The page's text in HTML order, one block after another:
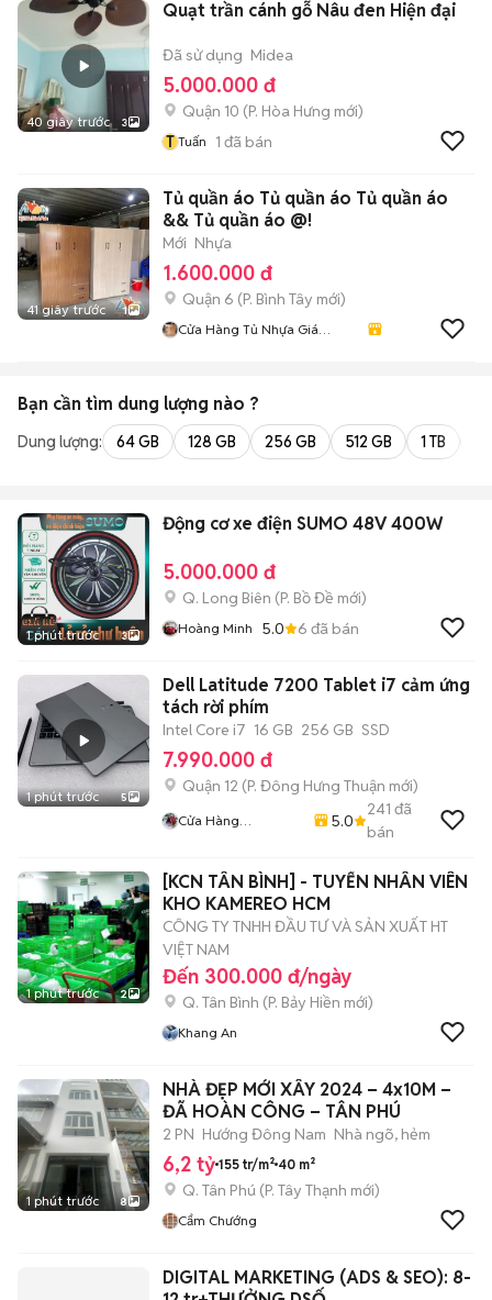
40 giây trước 3
Quạt trần cánh gỗ Nâu đen Hiện đại
Đã sử dụng Midea
5.000.000 đ
Quận 10 (P. Hòa Hưng mới)
T Tuấn 1 đã bán
41 giây trước 1
Tủ quần áo Tủ quần áo Tủ quần áo
&& Tủ quần áo @!
Mới Nhựa
1.600.000 đ
Quận 6 (P. Bình Tây mới)
Cửa Hàng Tủ Nhựa Giá
Bạn cần tìm dung lượng nào ?
Dung lượng: 64 GB 128 GB 256 GB 512 GB 1 TB
1 phút trước 3
Động cơ xe điện SUMO 48V 400W
5.000.000 đ
Q. Long Biên (P. Bồ Đề mới)
Hoàng Minh 5.0 6 đã bán
1 phút trước 5
Dell Latitude 7200 Tablet i7 cảm ứng
tách rời phím
Intel Core i7 16 GB 256 GB SSD
7.990.000 đ
Quận 12 (P. Đông Hưng Thuận mới)
Cửa Hàng
5.0
241 đã
bán
1 phút trước 2
[KCN TÂN BÌNH] - TUYỂN NHÂN VIÊN
KHO KAMEREO HCM
CÔNG TY TNHH ĐẦU TƯ VÀ SẢN XUẤT HT
VIỆT NAM
Đến 300.000 đ/ngày
Q. Tân Bình (P. Bảy Hiền mới)
Khang An
1 phút trước 8
NHÀ ĐẸP MỚI XÂY 2024 – 4x10M –
ĐÃ HOÀN CÔNG – TÂN PHÚ
2 PN Hướng Đông Nam Nhà ngõ, hẻm
6,2 tỷ 155 tr/m² 40 m²
Q. Tân Phú (P. Tây Thạnh mới)
Cẩm Chướng
DIGITAL MARKETING (ADS & SEO): 8-